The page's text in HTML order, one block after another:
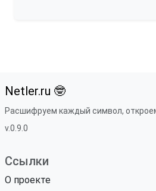
Netler.ru 🤓
Расшифруем каждый символ,
v.0.9.0
Ссылки
О проекте